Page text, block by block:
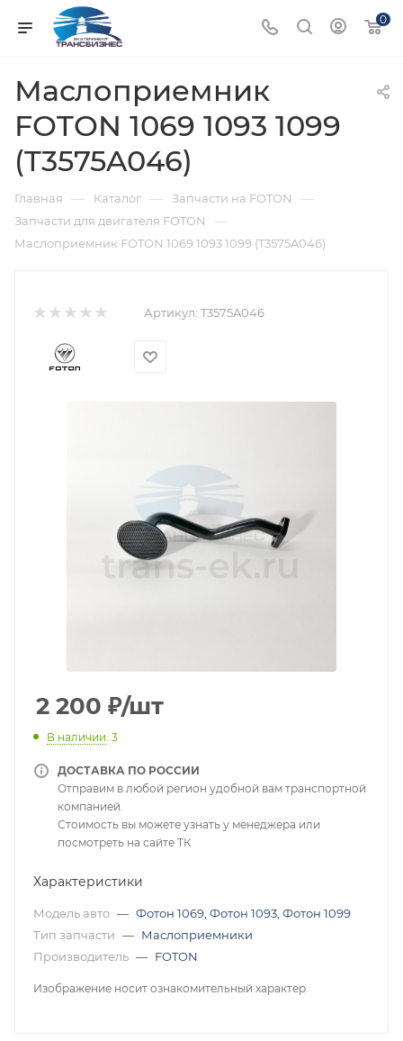
0
Маслоприемник
FOTON 1069 1093 1099
(T3575A046)
Главная — Каталог — Запчасти на FOTON —
Запчасти для двигателя FOTON —
Маслоприемник FOTON 1069 1093 1099 (T3575A046)
Артикул: T3575A046
2 200 ₽/шт
В наличии: 3
ДОСТАВКА ПО РОССИИ
Отправим в любой регион удобной вам транспортной
компанией.
Стоимость вы можете узнать у менеджера или
посмотреть на сайте ТК
Характеристики
Модель авто — Фотон 1069 Фотон 1093 Фотон 1099
Тип запчасти — Маслоприемники
Производитель — FOTON
Изображение носит ознакомительный характер